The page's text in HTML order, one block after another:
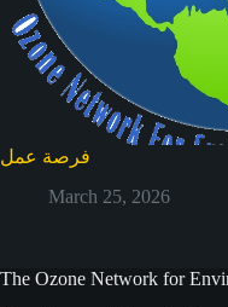
فرصة عمل
March 25, 2026
The Ozone Network for